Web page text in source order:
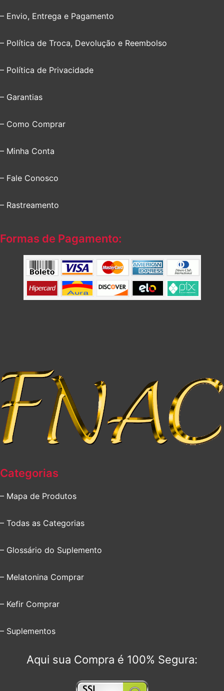
– Envio, Entrega e Pagamento
– Política de Troca, Devolução e Reembolso
– Política de Privacidade
– Garantias
– Como Comprar
– Minha Conta
– Fale Conosco
– Rastreamento
Formas de Pagamento:
Categorias
– Mapa de Produtos
– Todas as Categorias
– Glossário do Suplemento
– Melatonina Comprar
– Kefir Comprar
– Suplementos
Aqui sua Compra é 100% Segura: